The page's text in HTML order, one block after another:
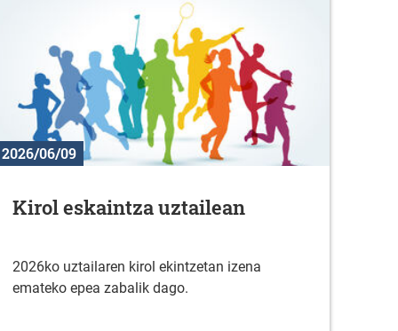
2026/06/09
Kirol eskaintza uztailean
2026ko uztailaren kirol ekintzetan izena
emateko epea zabalik dago.